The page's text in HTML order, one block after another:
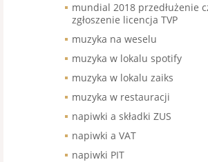
mundial 2018 przedłużenie
zgłoszenie licencja TVP
muzyka na weselu
muzyka w lokalu spotify
muzyka w lokalu zaiks
muzyka w restauracji
napiwki a składki ZUS
napiwki a VAT
napiwki PIT